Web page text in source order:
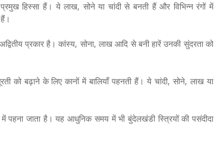
हिस्सा हैं। ये लाख, सोने या चांदी से बनती हैं और विभिन्न रंगों में
प्रकार है। कांस्य, सोना, लाख आदि से बनी हारें उनकी सुंदरता को
को बढ़ाने के लिए कानों में बालियाँ पहनती हैं। ये चांदी, सोने, लाख या
जाता है। यह आधुनिक समय में भी बुंदेलखंडी स्त्रियों की पसंदीदा